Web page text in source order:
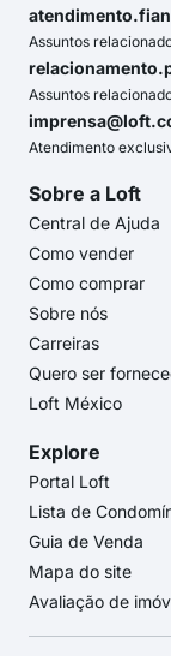
Assuntos
Assuntos
Atendimento
Sobre a Loft
Central de Ajuda
Como vender
Como comprar
Sobre nós
Carreiras
Quero ser
Loft México
Explore
Portal Loft
Lista de
Guia de Venda
Mapa do site
Avaliação de